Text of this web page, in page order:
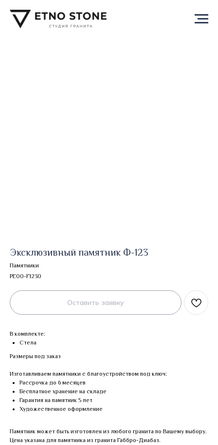
Эксклюзивный памятник Ф-123
Памятники
PE00-F1230
Оставить заявку
В комплекте:
Стела
Размеры под заказ
Изготавливаем памятники с благоустройством под ключ:
Рассрочка до 6 месяцев
Бесплатное хранение на складе
Гарантия на памятник 5 лет
Художественное оформление
Памятник может быть изготовлен из любого гранита по Вашему выбору.
Цена указана для памятника из гранита Габбро-Диабаз.